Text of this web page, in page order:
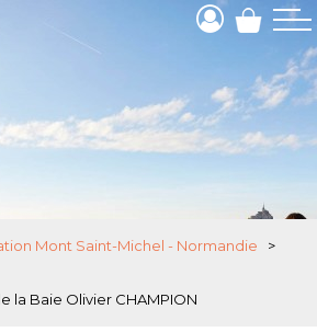
Mont Saint-Michel - Normandie >
la Baie Olivier CHAMPION